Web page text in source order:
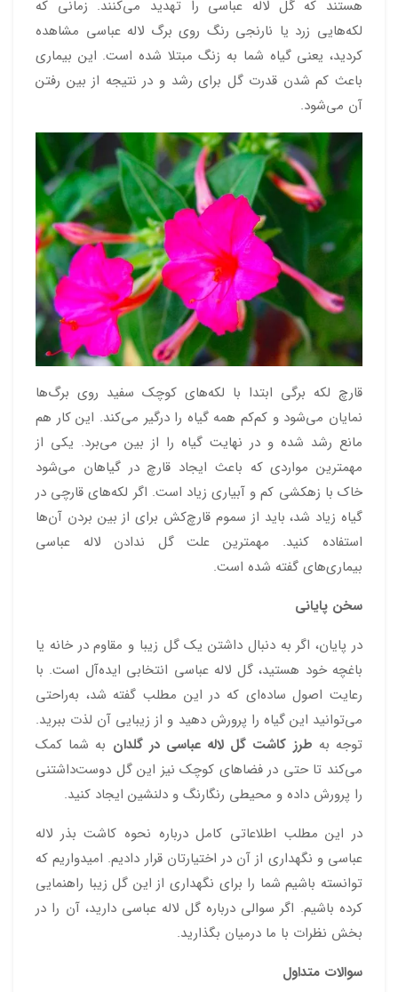
هستند که گل لاله عباسی را تهدید می‌کنند. زمانی که
لکه‌هایی زرد یا نارنجی رنگ روی برگ لاله عباسی مشاهده
کردید، یعنی گیاه شما به زنگ مبتلا شده است. این بیماری
باعث کم شدن قدرت گل برای رشد و در نتیجه از بین رفتن
آن می‌شود.
قارچ لکه برگی ابتدا با لکه‌های کوچک سفید روی برگ‌ها
نمایان می‌شود و کم‌کم همه گیاه را درگیر می‌کند. این کار هم
مانع رشد شده و در نهایت گیاه را از بین می‌برد. یکی از
مهمترین مواردی که باعث ایجاد قارچ در گیاهان می‌شود
خاک با زهکشی کم و آبیاری زیاد است. اگر لکه‌های قارچی در
گیاه زیاد شد، باید از سموم قارچ‌کش برای از بین بردن آن‌ها
استفاده کنید. مهمترین علت گل ندادن لاله عباسی
بیماری‌های گفته شده است.
سخن پایانی
در پایان، اگر به دنبال داشتن یک گل زیبا و مقاوم در خانه یا
باغچه خود هستید، گل لاله عباسی انتخابی ایده‌آل است. با
رعایت اصول ساده‌ای که در این مطلب گفته شد، به‌راحتی
می‌توانید این گیاه را پرورش دهید و از زیبایی آن لذت ببرید.
توجه به طرز کاشت گل لاله عباسی در گلدان به شما کمک
می‌کند تا حتی در فضاهای کوچک نیز این گل دوست‌داشتنی
را پرورش داده و محیطی رنگارنگ و دلنشین ایجاد کنید.
در این مطلب اطلاعاتی کامل درباره نحوه کاشت بذر لاله
عباسی و نگهداری از آن در اختیارتان قرار دادیم. امیدواریم که
توانسته باشیم شما را برای نگهداری از این گل زیبا راهنمایی
کرده باشیم. اگر سوالی درباره گل لاله عباسی دارید، آن را در
بخش نظرات با ما درمیان بگذارید.
سوالات متداول